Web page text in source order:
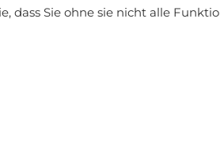
dass Sie ohne sie nicht alle